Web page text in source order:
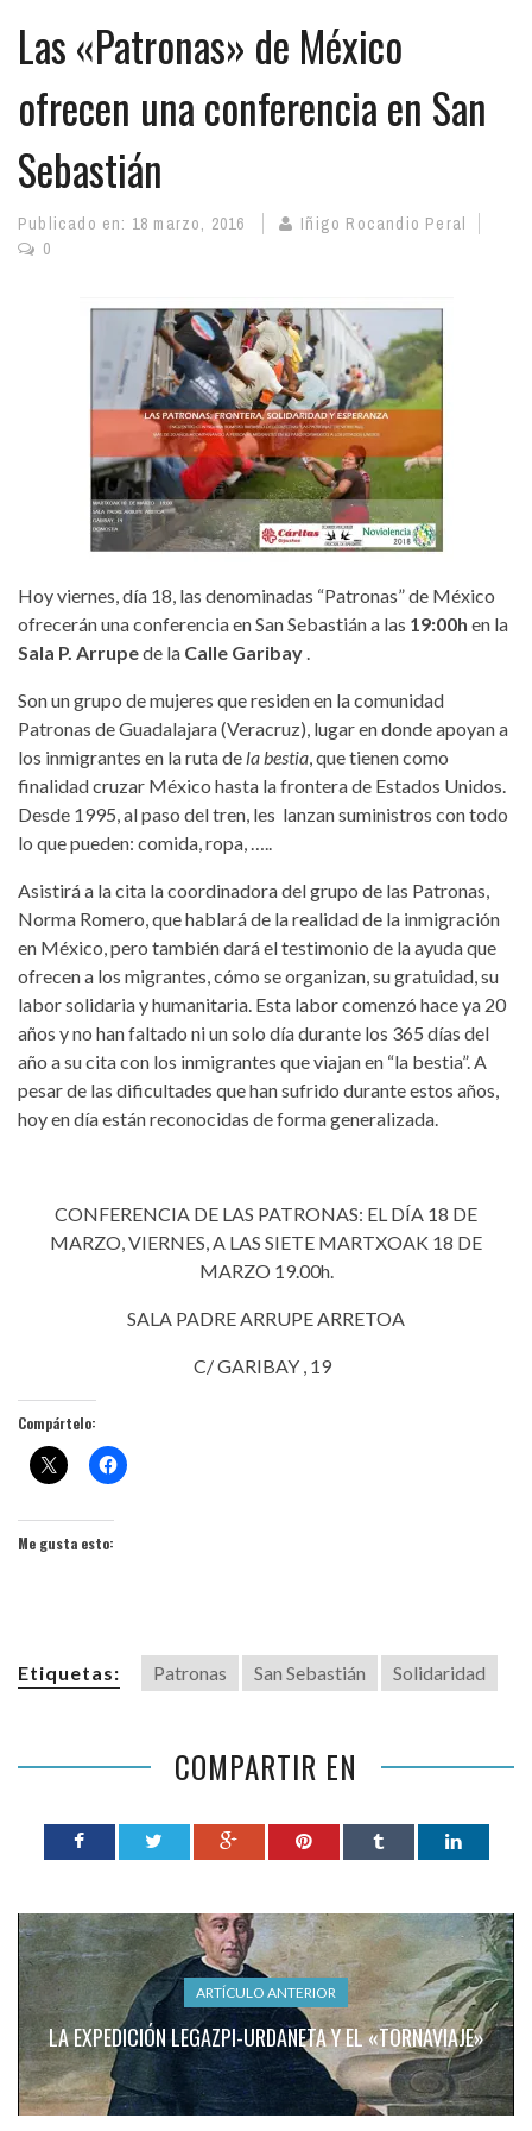
Las «Patronas» de México
ofrecen una conferencia en San
Sebastián
Publicado en: 18 marzo, 2016
Iñigo Rocandio Peral
0
Hoy viernes, día 18, las denominadas “Patronas” de México
ofrecerán una conferencia en San Sebastián a las 19:00h en la
Sala P. Arrupede la Calle Garibay .
Son un grupo de mujeres que residen en la comunidad
Patronas de Guadalajara (Veracruz), lugar en donde apoyan a
los inmigrantes en la ruta de la bestia, que tienen como
finalidad cruzar México hasta la frontera de Estados Unidos.
Desde 1995, al paso del tren, les lanzan suministros con todo
lo que pueden: comida, ropa, …..
Asistirá a la cita la coordinadora del grupo de las Patronas,
Norma Romero, que hablará de la realidad de la inmigración
en México, pero también dará el testimonio de la ayuda que
ofrecen a los migrantes, cómo se organizan, su gratuidad, su
labor solidaria y humanitaria. Esta labor comenzó hace ya 20
años y no han faltado ni un solo día durante los 365 días del
año a su cita con los inmigrantes que viajan en “la bestia”. A
pesar de las dificultades que han sufrido durante estos años,
hoy en día están reconocidas de forma generalizada.
CONFERENCIA DE LAS PATRONAS: EL DÍA 18 DE
MARZO, VIERNES, A LAS SIETE MARTXOAK 18 DE
MARZO 19.00h.
SALA PADRE ARRUPE ARRETOA
C/ GARIBAY , 19
Compártelo:
Me gusta esto:
Etiquetas: Patronas San Sebastián Solidaridad
COMPARTIR EN
ARTÍCULO ANTERIOR
LA EXPEDICIÓN LEGAZPI-URDANETA Y EL «TORNAVIAJE»